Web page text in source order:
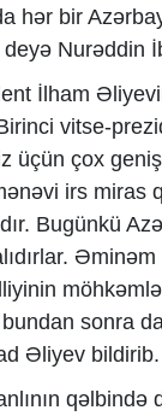
bir
Nurəddin
İlham
vitse-
üçün çox
irs miras
Bugünkü
sonra
Əliyev bildirib.
qəlbində